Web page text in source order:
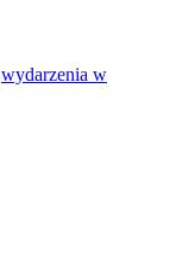
wydarzenia w